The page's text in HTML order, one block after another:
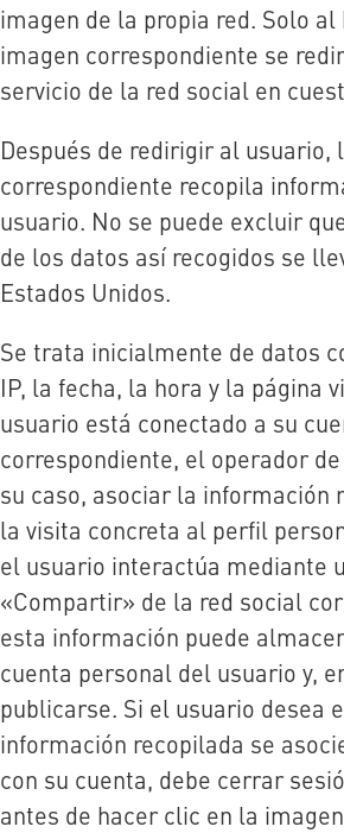
imagen de la propia red. Solo
imagen correspondiente se
servicio de la red social en
Después de redirigir al usuario,
correspondiente recopila
usuario. No se puede excluir
de los datos así recogidos se
Estados Unidos.
Se trata inicialmente de datos
IP, la fecha, la hora y la página
usuario está conectado a su
correspondiente, el operador
su caso, asociar la información
la visita concreta al perfil
el usuario interactúa mediante
«Compartir» de la red social
esta información puede
cuenta personal del usuario y,
publicarse. Si el usuario desea
información recopilada se
con su cuenta, debe cerrar
antes de hacer clic en la